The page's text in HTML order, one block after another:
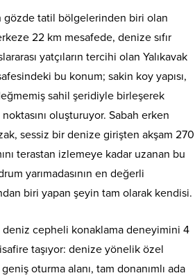
gözde tatil bölgelerinden biri olan
22 km mesafede, denize sıfır
yatçıların tercihi olan Yalıkavak
bu konum; sakin koy yapısı,
sahil şeridiyle birleşerek
oluşturuyor. Sabah erken
sessiz bir denize girişten akşam 270
terastan izlemeye kadar uzanan bu
yarımadasının en değerli
biri yapan şeyin tam olarak kendisi.
deniz cepheli konaklama deneyimini 4
taşıyor: denize yönelik özel
oturma alanı, tam donanımlı ada